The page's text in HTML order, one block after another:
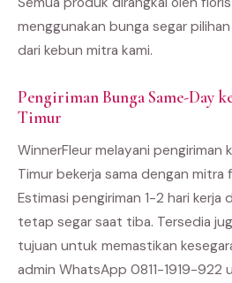
menggunakan bunga segar
dari kebun mitra kami.
Pengiriman Bunga Same-Day
Timur
WinnerFleur melayani pengiriman
Timur bekerja sama dengan
Estimasi pengiriman 1-2 hari kerja
tetap segar saat tiba. Tersedia
tujuan untuk memastikan
admin WhatsApp 0811-1919-922